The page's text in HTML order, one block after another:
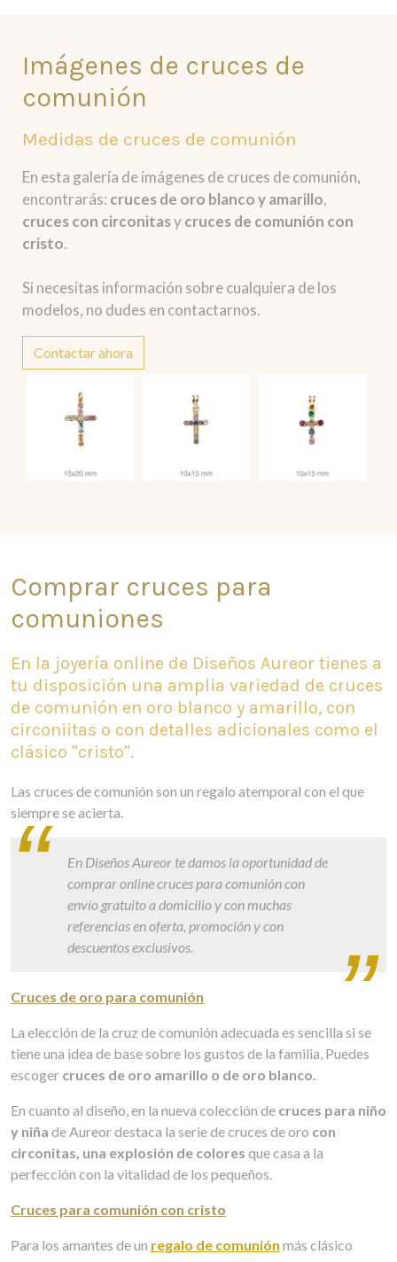
Imágenes de cruces de
comunión
Medidas de cruces de comunión
En esta galería de imágenes de cruces de comunión,
encontrarás: cruces de oro blanco y amarillo,
cruces con circonitasycruces de comunión con
cristo.
Si necesitas información sobre cualquiera de los
modelos, no dudes en contactarnos.
Contactar ahora
Comprar cruces para
comuniones
En la joyería online de Diseños Aureor tienes a
tu disposición una amplia variedad de cruces
de comunión en oro blanco y amarillo, con
circoniitas o con detalles adicionales como el
clásico "cristo".
Las cruces de comunión son un regalo atemporal con el que
siempre se acierta.
En Diseños Aureor te damos la oportunidad de
comprar online cruces para comunión con
envío gratuito a domicilio y con muchas
referencias en oferta, promoción y con
descuentos exclusivos.
Cruces de oro para comunión
La elección de la cruz de comunión adecuada es sencilla si se
tiene una idea de base sobre los gustos de la familia, Puedes
escoger cruces de oro amarillo o de oro blanco.
En cuanto al diseño, en la nueva colección de cruces para niño
y niña de Aureor destaca la serie de cruces de oro con
circonitas, una explosión de colores que casa a la
perfección con la vitalidad de los pequeños.
Cruces para comunión con cristo
Para los amantes de un regalo de comunión más clásico